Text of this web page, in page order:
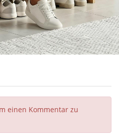
einen Kommentar zu